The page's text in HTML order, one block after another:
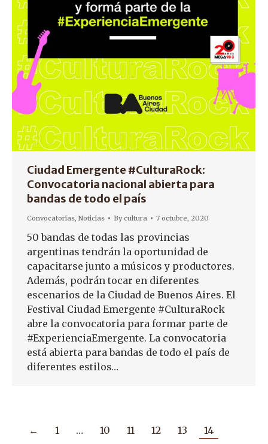
Ciudad Emergente #CulturaRock:
Convocatoria nacional abierta para
bandas de todo el país
Convocatorias, Noticias Bycultura 7 octubre, 2020
50 bandas de todas las provincias
argentinas tendrán la oportunidad de
capacitarse junto a músicos y productores.
Además, podrán tocar en diferentes
escenarios de la Ciudad de Buenos Aires. El
Festival Ciudad Emergente #CulturaRock
abre la convocatoria para formar parte de
#ExperienciaEmergente. La convocatoria
está abierta para bandas de todo el país de
diferentes estilos…
← 1 … 10 11 12 13 14